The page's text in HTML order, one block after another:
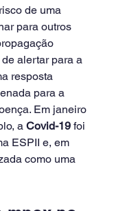
de uma
para outros
alertar para a
resposta
para a
Em janeiro
a Covid-19 foi
ESPII e, em
como uma